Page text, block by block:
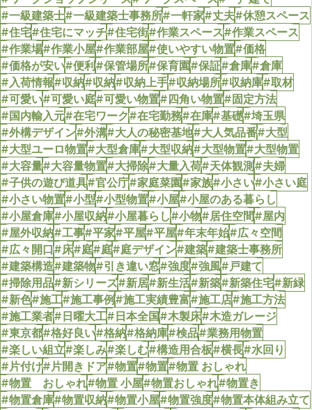
#一級建築士#一級建築士事務所#一軒家#丈夫#休憩スペース
#住宅#住宅にマッチ#住宅街#作業スペース#作業スペース
#作業場#作業小屋#作業部屋#使いやすい物置#価格
#価格が安い#便利#保管場所#保育園#保証#倉庫#倉庫
#入荷情報#収納#収納#収納上手#収納場所#収納庫#取材
#可愛い#可愛い庭#可愛い物置#四角い物置#固定方法
#国内輸入元#在宅ワーク#在宅勤務#在庫#基礎#埼玉県
#外構デザイン#外溝#大人の秘密基地#大人気品番#大型
#大型ユーロ物置#大型倉庫#大型収納#大型物置#大型物置
#大容量#大容量物置#大掃除#大量入荷#天体観測#夫婦
#子供の遊び道具#官公庁#家庭菜園#家族#小さい#小さい庭
#小さい物置#小型#小型物置#小屋#小屋のある暮らし
#小屋倉庫#小屋収納#小屋暮らし#小物#居住空間#屋内
#屋外収納#工事#平家#平屋#平屋#年末年始#広々空間
#広々開口#床#庭#庭#庭デザイン#建築#建築士事務所
#建築構造#建築物#引き違い窓#強度#強風#戸建て
#掃除用品#新シリーズ#新居#新生活#新築#新築住宅#新緑
#新色#施工#施工事例#施工実績豊富#施工店#施工方法
#施工業者#日曜大工#日本全国#木製床#木造ガレージ
#東京都#格好良い#格納#格納庫#検品#業務用物置
#楽しい組立#楽しみ#楽しむ#構造用合板#横長#水回り
#片付け#片開きドア#物置#物置#物置 おしゃれ
#物置 おしゃれ#物置 小屋#物置おしゃれ#物置き
#物置倉庫#物置収納#物置小屋#物置強度#物置本体組み立て